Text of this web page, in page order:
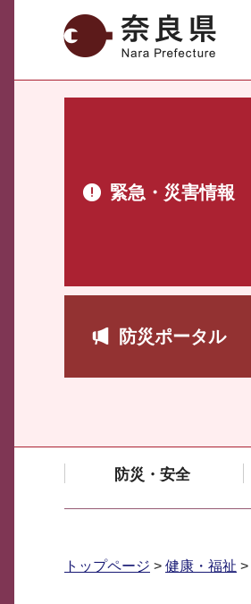
奈良県
緊急・災害情報
防災ポータル
防災・安全
トップページ > 健康・福祉 >